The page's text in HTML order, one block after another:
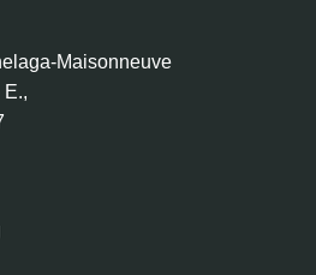
Maisonneuve